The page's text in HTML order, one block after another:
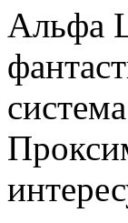
Альфа